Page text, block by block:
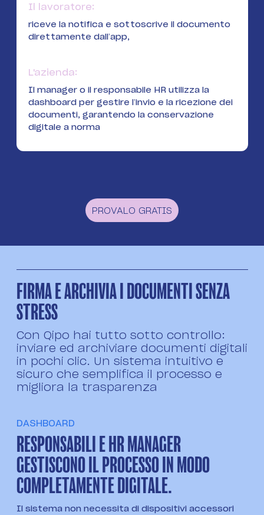
Il lavoratore:
riceve la notifica e sottoscrive il documento
direttamente dall’app,
L'azienda:
Il manager o il responsabile HR utilizza la
dashboard per gestire l’invio e la ricezione dei
documenti, garantendo la conservazione
digitale a norma
PROVALO GRATIS
FIRMA E ARCHIVIA I DOCUMENTI SENZA
STRESS
Con Qipo hai tutto sotto controllo:
inviare ed archiviare documenti digitali
in pochi clic. Un sistema intuitivo e
sicuro che semplifica il processo e
migliora la trasparenza
DASHBOARD
RESPONSABILI E HR MANAGER
GESTISCONO IL PROCESSO IN MODO
COMPLETAMENTE DIGITALE.
Il sistema non necessita di dispositivi accessori